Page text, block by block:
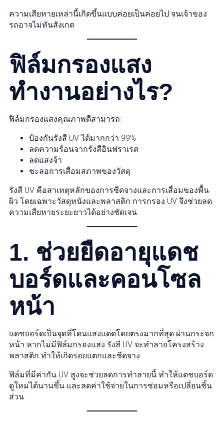
ความเสียหายเหล่านี้เกิดขึ้นแบบค่อยเป็นค่อยไป จนเจ้าของ
รถอาจไม่ทันสังเกต
ฟิล์มกรองแสง
ทำงานอย่างไร?
ฟิล์มกรองแสงคุณภาพดีสามารถ:
ป้องกันรังสี UV ได้มากกว่า 99%
ลดความร้อนจากรังสีอินฟราเรด
ลดแสงจ้า
ชะลอการเสื่อมสภาพของวัสดุ
รังสี UV คือสาเหตุหลักของการซีดจางและการเสื่อมของพื้น
ผิว โดยเฉพาะวัสดุหนังและพลาสติก การกรอง UV จึงช่วยลด
ความเสียหายระยะยาวได้อย่างชัดเจน
1. ช่วยยืดอายุแดช
บอร์ดและคอนโซล
หน้า
แดชบอร์ดเป็นจุดที่โดนแสงแดดโดยตรงมากที่สุด ผ่านกระจก
หน้า หากไม่มีฟิล์มกรองแสง รังสี UV จะทำลายโครงสร้าง
พลาสติก ทำให้เกิดรอยแตกและซีดจาง
ฟิล์มที่มีค่ากัน UV สูงจะช่วยลดการทำลายนี้ ทำให้แดชบอร์ด
ดูใหม่ได้นานขึ้น และลดค่าใช้จ่ายในการซ่อมหรือเปลี่ยนชิ้น
ส่วน